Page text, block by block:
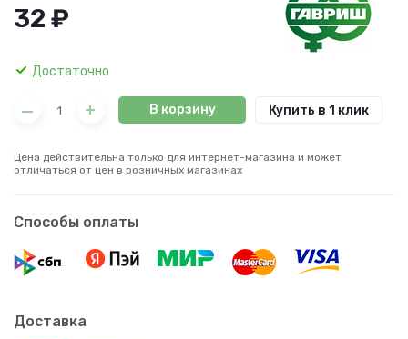
32 ₽
Достаточно
В корзину Купить в 1 клик
Цена действительна только для интернет-магазина и может
отличаться от цен в розничных магазинах
Способы оплаты
Доставка